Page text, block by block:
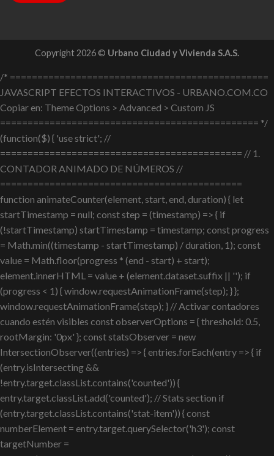
Copyright 2026 © Urbano Ciudad y Vivienda S.A.S.
/* ===============================================
JAVASCRIPT EFECTOS INTERACTIVOS - URBANO.COM.CO
Copiar en: Theme Options > Advanced > Custom JS
=============================================== */
(function($) { 'use strict'; //
============================================ // 1.
CONTADOR ANIMADO DE NÚMEROS //
============================================
function animateCounter(element, start, end, duration) { let
startTimestamp = null; const step = (timestamp) => { if
(!startTimestamp) startTimestamp = timestamp; const progress
= Math.min((timestamp - startTimestamp) / duration, 1); const
value = Math.floor(progress * (end - start) + start);
element.innerHTML = value + (element.dataset.suffix || ''); if
(progress < 1) { window.requestAnimationFrame(step); } };
window.requestAnimationFrame(step); } // Activar contadores
cuando estén visibles const observerOptions = { threshold: 0.5,
rootMargin: '0px' }; const statsObserver = new
IntersectionObserver((entries) => { entries.forEach(entry => { if
(entry.isIntersecting &&
!entry.target.classList.contains('counted')) {
entry.target.classList.add('counted'); // Stats section if
(entry.target.classList.contains('stat-item')) { const
numberElement = entry.target.querySelector('h3'); const
targetNumber =